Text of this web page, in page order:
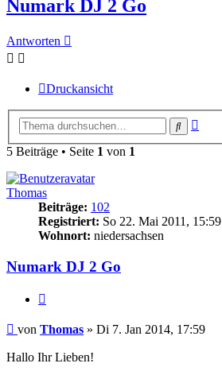
Numark DJ 2 Go
Antworten
Druckansicht
Suche
5 Beiträge • Seite 1 von 1
Thomas
Beiträge: 102
Registriert: So 22. Mai 2011, 15:59
Wohnort: niedersachsen
Numark DJ 2 Go
Beitrag
von Thomas » Di 7. Jan 2014, 17:59
Hallo Ihr Lieben!